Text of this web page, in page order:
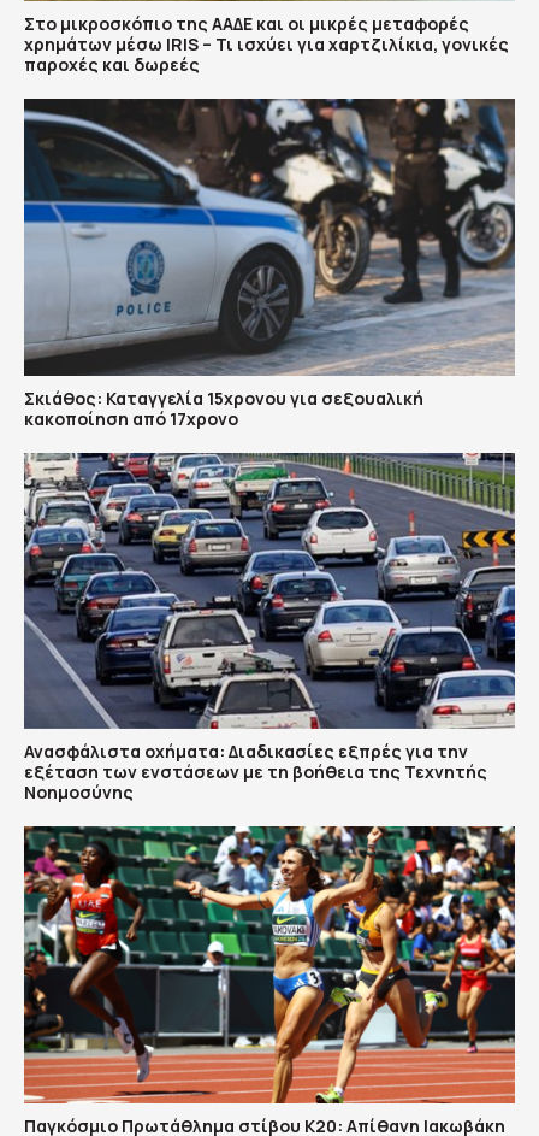
Στο μικροσκόπιο της ΑΑΔΕ και οι μικρές μεταφορές
χρημάτων μέσω IRIS – Τι ισχύει για χαρτζιλίκια, γονικές
παροχές και δωρεές
Σκιάθος: Καταγγελία 15χρονου για σεξουαλική
κακοποίηση από 17χρονο
Ανασφάλιστα οχήματα: Διαδικασίες εξπρές για την
εξέταση των ενστάσεων με τη βοήθεια της Τεχνητής
Νοημοσύνης
Παγκόσμιο Πρωτάθλημα στίβου Κ20: Απίθανη Ιακωβάκη